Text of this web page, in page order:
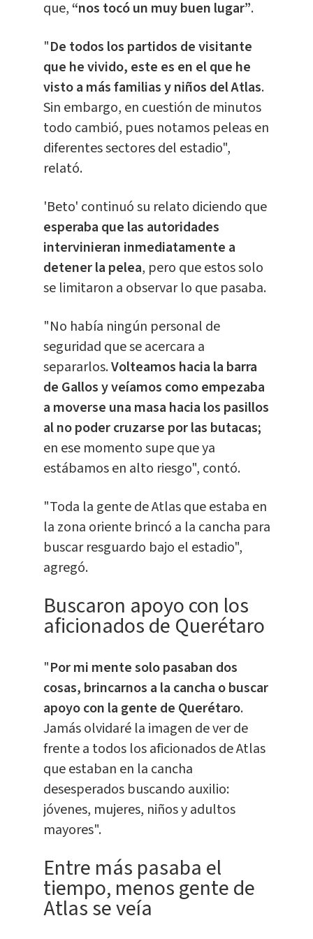
que,“nos tocó un muy buen lugar”.
"De todos los partidos de visitante
que he vivido, este es en el que he
visto a más familias y niños del Atlas.
Sin embargo, en cuestión de minutos
todo cambió, pues notamos peleas en
diferentes sectores del estadio",
relató.
'Beto' continuó su relato diciendo que
esperaba que las autoridades
intervinieran inmediatamente a
detener la pelea, pero que estos solo
se limitaron a observar lo que pasaba.
"No había ningún personal de
seguridad que se acercara a
separarlos.Volteamos hacia la barra
de Gallos y veíamos como empezaba
a moverse una masa hacia los pasillos
al no poder cruzarse por las butacas;
en ese momento supe que ya
estábamos en alto riesgo", contó.
"Toda la gente de Atlas que estaba en
la zona oriente brincó a la cancha para
buscar resguardo bajo el estadio",
agregó.
Buscaron apoyo con los
aficionados de Querétaro
"Por mi mente solo pasaban dos
cosas, brincarnos a la cancha o buscar
apoyo con la gente de Querétaro.
Jamás olvidaré la imagen de ver de
frente a todos los aficionados de Atlas
que estaban en la cancha
desesperados buscando auxilio:
jóvenes, mujeres, niños y adultos
mayores".
Entre más pasaba el
tiempo, menos gente de
Atlas se veía